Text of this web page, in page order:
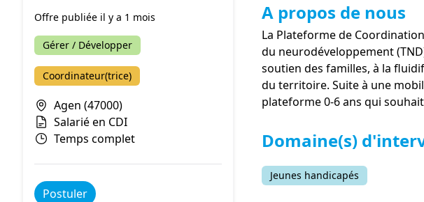
Offre publiée il y a 1 mois
Gérer / Développer
Coordinateur(trice)
Agen (47000)
Salarié en CDI
Temps complet
Postuler
A propos de nous
La Plateforme de
du neurodéveloppement
soutien des familles, à la
du territoire. Suite à une
plateforme 0-6 ans qui
Domaine(s)
Jeunes handicapés